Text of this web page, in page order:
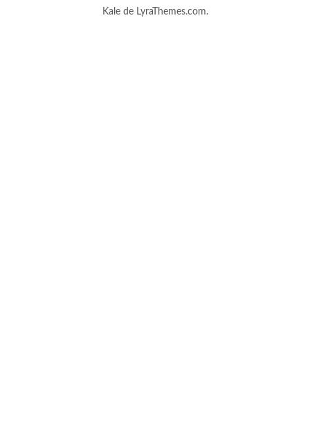
Kalede LyraThemes.com.